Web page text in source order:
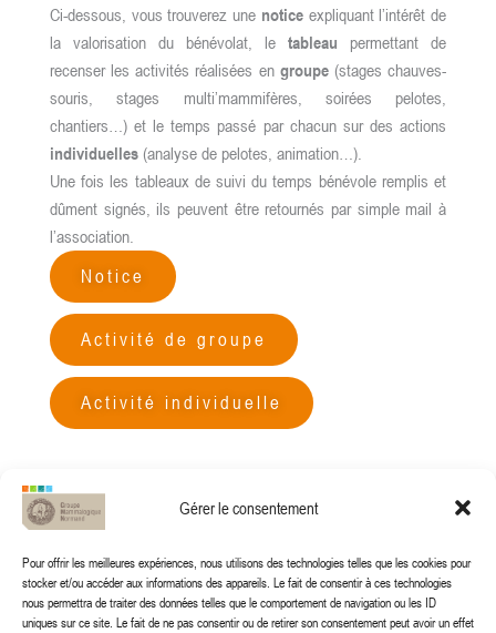
Gérer le consentement
Pour offrir les meilleures expériences, nous utilisons des technologies telles que les cookies pour
stocker et/ou accéder aux informations des appareils. Le fait de consentir à ces technologies
nous permettra de traiter des données telles que le comportement de navigation ou les ID
uniques sur ce site. Le fait de ne pas consentir ou de retirer son consentement peut avoir un effet
Ci-dessous, vous trouverez une noticeexpliquant l’intérêt de
la valorisation du bénévolat, le tableau permettant de
recenser les activités réalisées en groupe(stages chauves-
souris, stages multi’mammifères, soirées pelotes,
chantiers…) et le temps passé par chacun sur des actions
individuelles (analyse de pelotes, animation…).
Une fois les tableaux de suivi du temps bénévole remplis et
dûment signés, ils peuvent être retournés par simple mail à
l’association.
Notice
Activité de groupe
Activité individuelle